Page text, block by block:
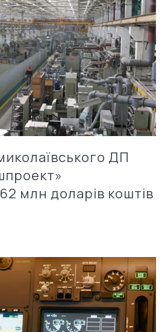
ДП
млн доларів коштів